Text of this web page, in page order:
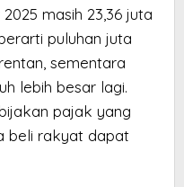
masih 23,36 juta
puluhan juta
sementara
lebih besar lagi.
pajak yang
beli rakyat dapat